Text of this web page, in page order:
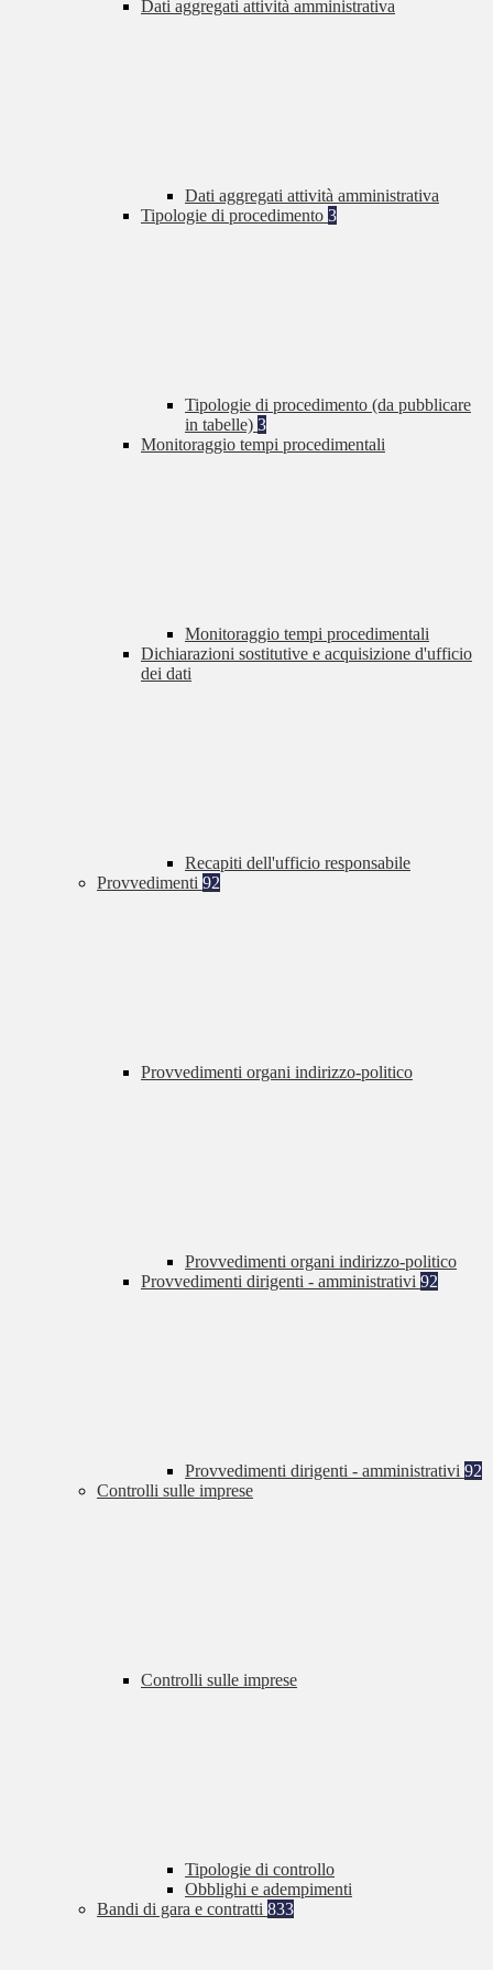
Dati aggregati attività amministrativa
Dati aggregati attività amministrativa
Tipologie di procedimento 3
Tipologie di procedimento (da pubblicare
in tabelle) 3
Monitoraggio tempi procedimentali
Monitoraggio tempi procedimentali
Dichiarazioni sostitutive e acquisizione d'ufficio
dei dati
Recapiti dell'ufficio responsabile
Provvedimenti 92
Provvedimenti organi indirizzo-politico
Provvedimenti organi indirizzo-politico
Provvedimenti dirigenti - amministrativi 92
Provvedimenti dirigenti - amministrativi 92
Controlli sulle imprese
Controlli sulle imprese
Tipologie di controllo
Obblighi e adempimenti
Bandi di gara e contratti 833